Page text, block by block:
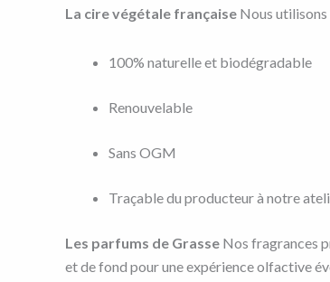
La cire végétale française Nous utilisons
100% naturelle et biodégradable
Renouvelable
Sans OGM
Traçable du producteur à notre
Les parfums de Grasse Nos fragrances
et de fond pour une expérience olfactive